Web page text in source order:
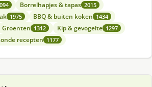
Borrelhapjes & tapas 2015
1975 BBQ & buiten koken 1434
Groenten 1312 Kip & gevogelte 1297
recepten 1177